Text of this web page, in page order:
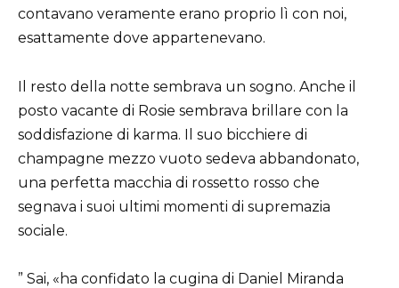
contavano veramente erano proprio lì con noi,
esattamente dove appartenevano.
Il resto della notte sembrava un sogno. Anche il
posto vacante di Rosie sembrava brillare con la
soddisfazione di karma. Il suo bicchiere di
champagne mezzo vuoto sedeva abbandonato,
una perfetta macchia di rossetto rosso che
segnava i suoi ultimi momenti di supremazia
sociale.
” Sai, «ha confidato la cugina di Daniel Miranda